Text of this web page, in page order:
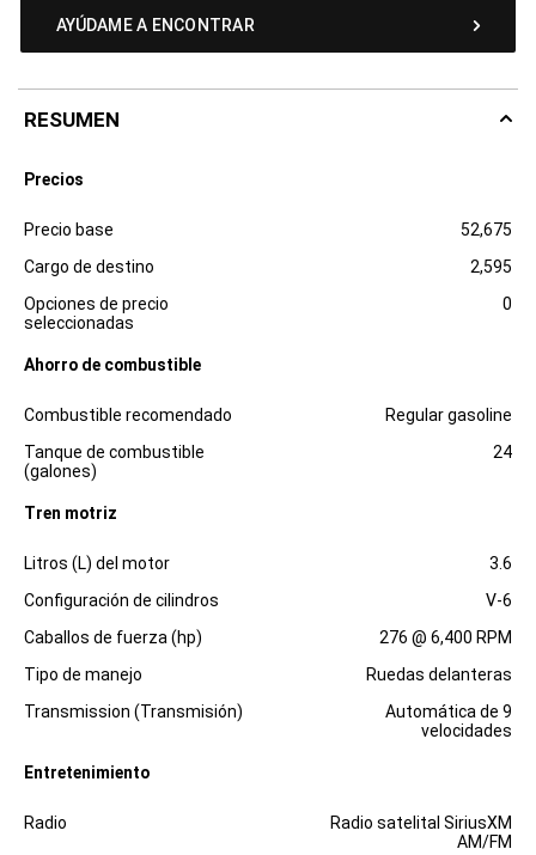
AYÚDAME A ENCONTRAR
RESUMEN
Precios
Especificaciones
Precio base
52,675
Cargo de destino
2,595
Opciones de precio
seleccionadas
0
Ahorro de combustible
Especificaciones Dimensiones
Combustible recomendado
Regular gasoline
Tanque de combustible
(galones)
24
Tren motriz
Especificaciones Dimensiones
Litros (L) del motor
3.6
Configuración de cilindros
V-6
Caballos de fuerza (hp)
276 @ 6,400 RPM
Tipo de manejo
Ruedas delanteras
Transmission (Transmisión)
Automática de 9
velocidades
Entretenimiento
Especificaciones
Radio
Radio satelital SiriusXM
AM/FM